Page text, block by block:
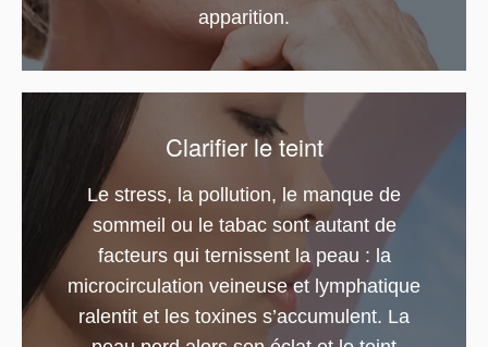
apparition.
Clarifier le teint
Le stress, la pollution, le manque de
sommeil ou le tabac sont autant de
facteurs qui ternissent la peau : la
microcirculation veineuse et lymphatique
ralentit et les toxines s’accumulent. La